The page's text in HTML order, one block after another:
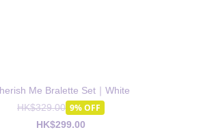
Me Bralette Set｜White
HK$329.00 9% OFF
HK$299.00